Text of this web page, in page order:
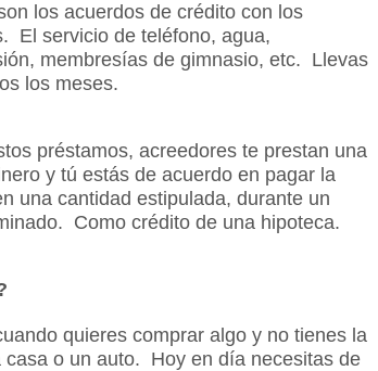
los acuerdos de crédito con los
El servicio de teléfono, agua,
membresías de gimnasio, etc. Llevas
los meses.
préstamos, acreedores te prestan una
y tú estás de acuerdo en pagar la
una cantidad estipulada, durante un
Como crédito de una hipoteca.
quieres comprar algo y no tienes la
o un auto. Hoy en día necesitas de